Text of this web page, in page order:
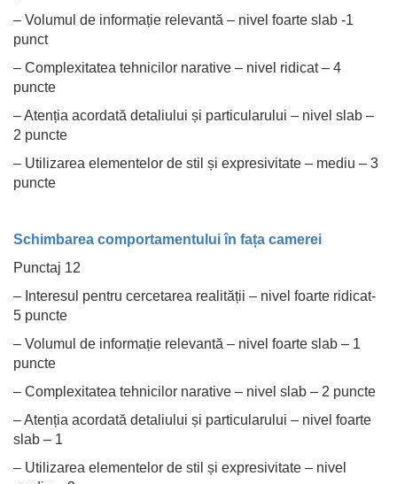
– Volumul de informație relevantă – nivel foarte slab -1
punct
– Complexitatea tehnicilor narative – nivel ridicat – 4
puncte
– Atenția acordată detaliului și particularului – nivel slab –
2 puncte
– Utilizarea elementelor de stil și expresivitate – mediu – 3
puncte
Schimbarea comportamentului în fața camerei
Punctaj 12
– Interesul pentru cercetarea realității – nivel foarte ridicat-
5 puncte
– Volumul de informație relevantă – nivel foarte slab – 1
puncte
– Complexitatea tehnicilor narative – nivel slab – 2 puncte
– Atenția acordată detaliului și particularului – nivel foarte
slab – 1
– Utilizarea elementelor de stil și expresivitate – nivel